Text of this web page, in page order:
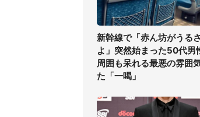
新幹線で「赤ん坊がうる
よ」突然始まった50代男
周囲も呆れる最悪の雰囲
た「一喝」